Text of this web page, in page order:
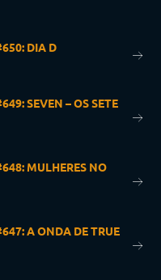
DIA D
SEVEN – OS SETE
MULHERES NO
A ONDA DE TRUE